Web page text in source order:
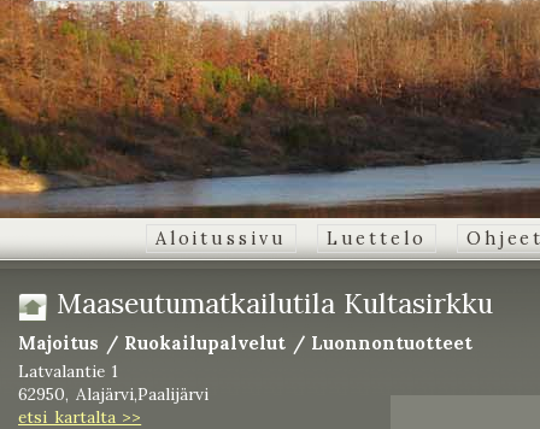
Aloitussivu Luettelo
Maaseutumatkailutila Kultasirkku
Majoitus / Ruokailupalvelut / Luonnontuotteet
Latvalantie 1
62950, Alajärvi,Paalijärvi
etsi kartalta >>